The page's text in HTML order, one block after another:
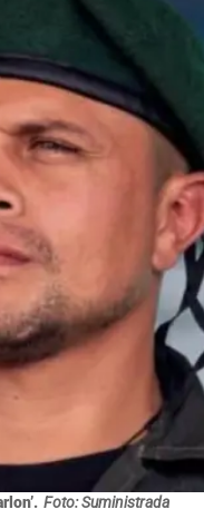
Foto: Suministrada